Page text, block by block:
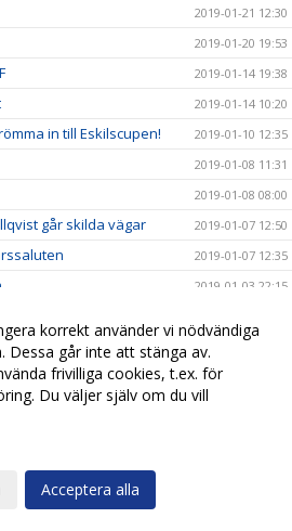
2019-01-21 12:30
2019-01-20 19:53
2019-01-14 19:38
2019-01-14 10:20
in till Eskilscupen! 2019-01-10 12:35
2019-01-08 11:31
2019-01-08 08:00
går skilda vägar 2019-01-07 12:50
2019-01-07 12:35
2019-01-03 22:15
2018 2018-12-19 16:43
2018-12-16 19:19
korrekt använder vi nödvändiga
Dessa går inte att stänga av.
frivilliga cookies, t.ex. för
Du väljer själv om du vill
Acceptera alla